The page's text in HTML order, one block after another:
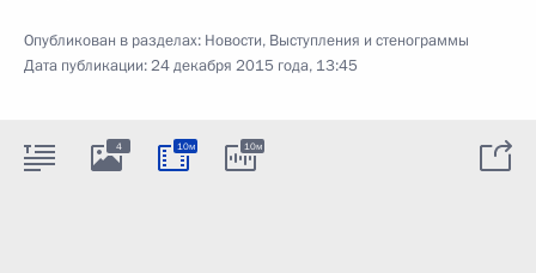
Опубликован в разделах: Новости, Выступления и стенограммы
Дата публикации:24 декабря 2015 года, 13:45
4 10м 10м